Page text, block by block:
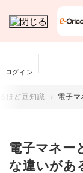
ログイン
オリコ
ほど豆知識 電子マ
電子マネー
な違いがあ